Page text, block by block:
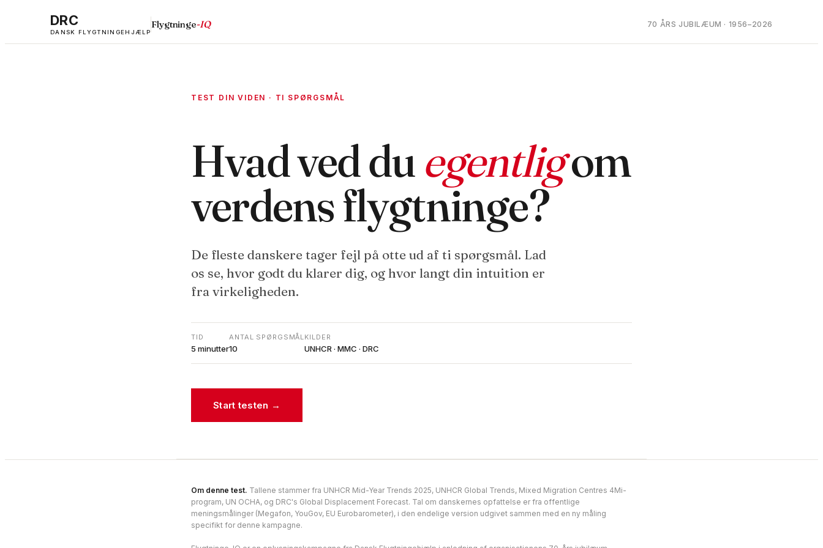
DRC
DANSK FLYGTNINGEHJÆLP
Flygtninge-IQ 70 ÅRS JUBILÆUM · 1956–2026
TEST DIN VIDEN · TI SPØRGSMÅL
Hvad ved duegentligom
verdens flygtninge?
De fleste danskere tager fejl på otte ud af ti spørgsmål. Lad
os se, hvor godt du klarer dig, og hvor langt din intuition er
fra virkeligheden.
TID
5 minutter
ANTAL SPØRGSMÅL
10
KILDER
UNHCR · MMC · DRC
Start testen →
Om denne test. Tallene stammer fra UNHCR Mid-Year Trends 2025, UNHCR Global Trends, Mixed Migration Centres 4Mi-
program, UN OCHA, og DRC's Global Displacement Forecast. Tal om danskernes opfattelse er fra offentlige
meningsmålinger (Megafon, YouGov, EU Eurobarometer), i den endelige version udgivet sammen med en ny måling
specifikt for denne kampagne.